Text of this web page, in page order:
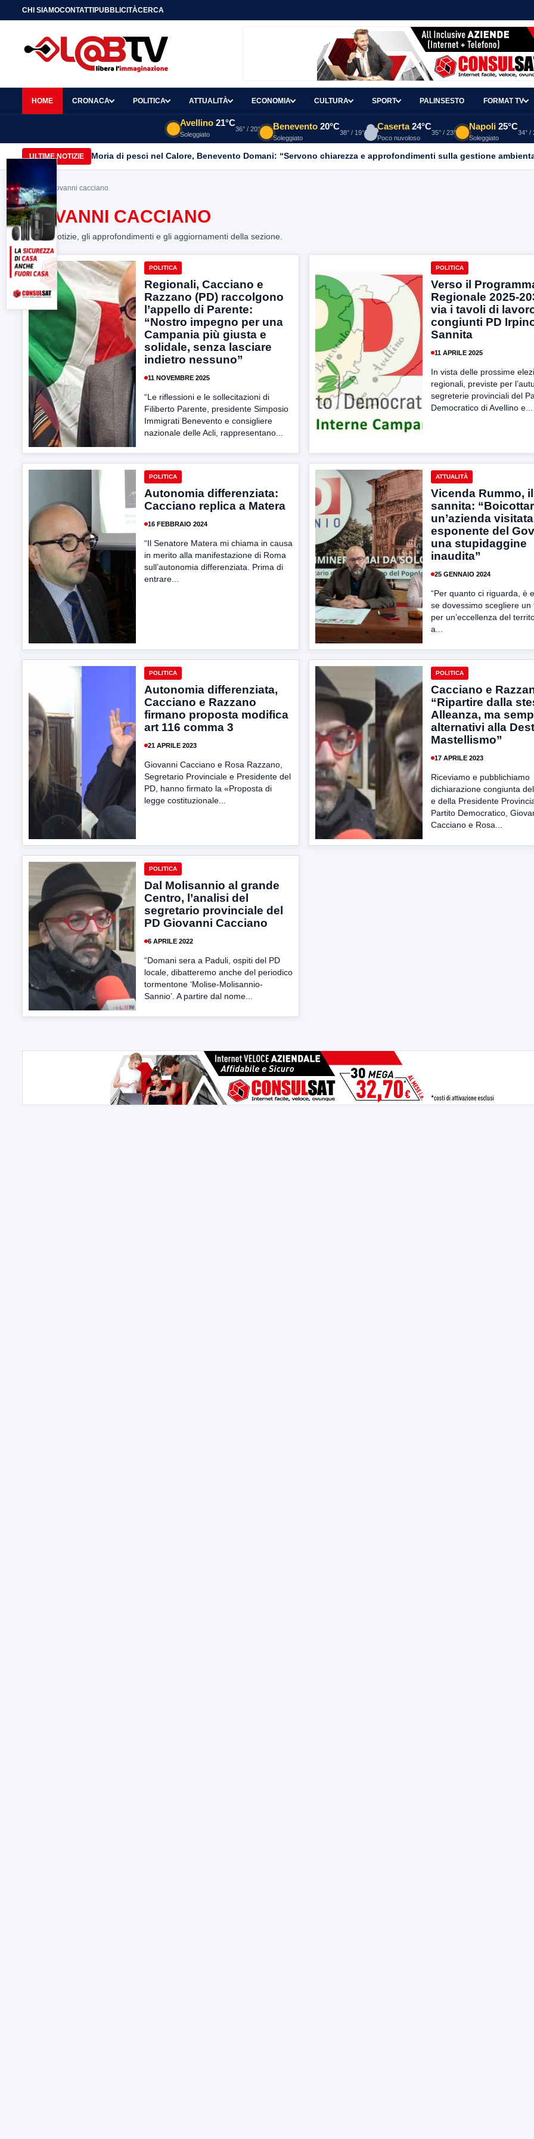
CHI SIAMOCONTATTIPUBBLICITÀCERCA
HOME CRONACA POLITICA ATTUALITÀ ECONOMIA CULTURA SPORT PALINSESTO FORMAT TV
Avellino 21°C
Soleggiato
36° / 20° Benevento 20°C
Soleggiato
38° / 19°
Caserta 24°C
Poco nuvoloso
35° / 23°
Napoli 25°C
Soleggiato
34° /
ULTIME NOTIZIE Moria di pesci nel Calore, Benevento Domani: “Servono chiarezza e approfondimenti sulla gestione
Home> giovanni cacciano
GIOVANNI CACCIANO
Tutte le notizie, gli approfondimenti e gli aggiornamenti della sezione.
POLITICA
Regionali, Cacciano e
Razzano (PD) raccolgono
l’appello di Parente:
“Nostro impegno per una
Campania più giusta e
solidale, senza lasciare
indietro nessuno”
11 NOVEMBRE 2025
“Le riflessioni e le sollecitazioni di
Filiberto Parente, presidente Simposio
Immigrati Benevento e consigliere
nazionale delle Acli, rappresentano...
POLITICA
Verso il
Regionale 2025-
via i tavoli di
congiunti PD
Sannita
11 APRILE 2025
In vista delle prossime
regionali, previste per
segreterie provinciali del
Democratico di Avellino e...
POLITICA
Autonomia differenziata:
Cacciano replica a Matera
16 FEBBRAIO 2024
“Il Senatore Matera mi chiama in causa
in merito alla manifestazione di Roma
sull’autonomia differenziata. Prima di
entrare...
ATTUALITÀ
Vicenda Rummo,
sannita:
un’azienda
esponente del
una stupidaggine
inaudita”
25 GENNAIO 2024
“Per quanto ci riguarda, è
se dovessimo scegliere un
per un’eccellenza del
a...
POLITICA
Autonomia differenziata,
Cacciano e Razzano
firmano proposta modifica
art 116 comma 3
21 APRILE 2023
Giovanni Cacciano e Rosa Razzano,
Segretario Provinciale e Presidente del
PD, hanno firmato la «Proposta di
legge costituzionale...
POLITICA
Cacciano e
“Ripartire dalla
Alleanza, ma
alternativi alla
Mastellismo”
17 APRILE 2023
Riceviamo e pubblichiamo
dichiarazione congiunta
e della Presidente
Partito Democratico,
Cacciano e Rosa...
POLITICA
Dal Molisannio al grande
Centro, l’analisi del
segretario provinciale del
PD Giovanni Cacciano
6 APRILE 2022
“Domani sera a Paduli, ospiti del PD
locale, dibatteremo anche del periodico
tormentone ‘Molise-Molisannio-
Sannio’. A partire dal nome...